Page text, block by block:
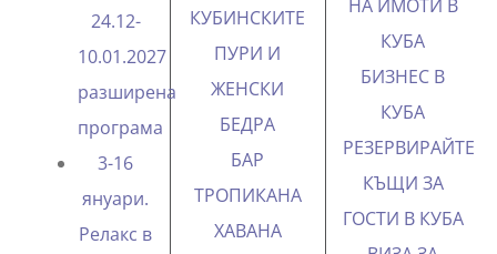
24.12-
10.01.2027
разширена
програма
3-16
януари.
Релакс в
КУБИНСКИТЕ
ПУРИ И
ЖЕНСКИ
БЕДРА
БАР
ТРОПИКАНА
ХАВАНА
НА ИМОТИ В
КУБА
БИЗНЕС В
КУБА
РЕЗЕРВИРАЙТЕ
КЪЩИ ЗА
ГОСТИ В КУБА